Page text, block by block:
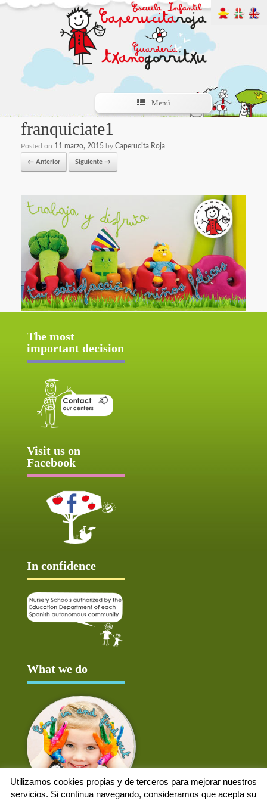
Menú
franquiciate1
Posted on 11 marzo, 2015 by Caperucita Roja
← Anterior Siguiente →
The most
important decision
Visit us on
Facebook
In confidence
What we do
Utilizamos cookies propias y de terceros para mejorar nuestros
servicios. Si continua navegando, consideramos que acepta su